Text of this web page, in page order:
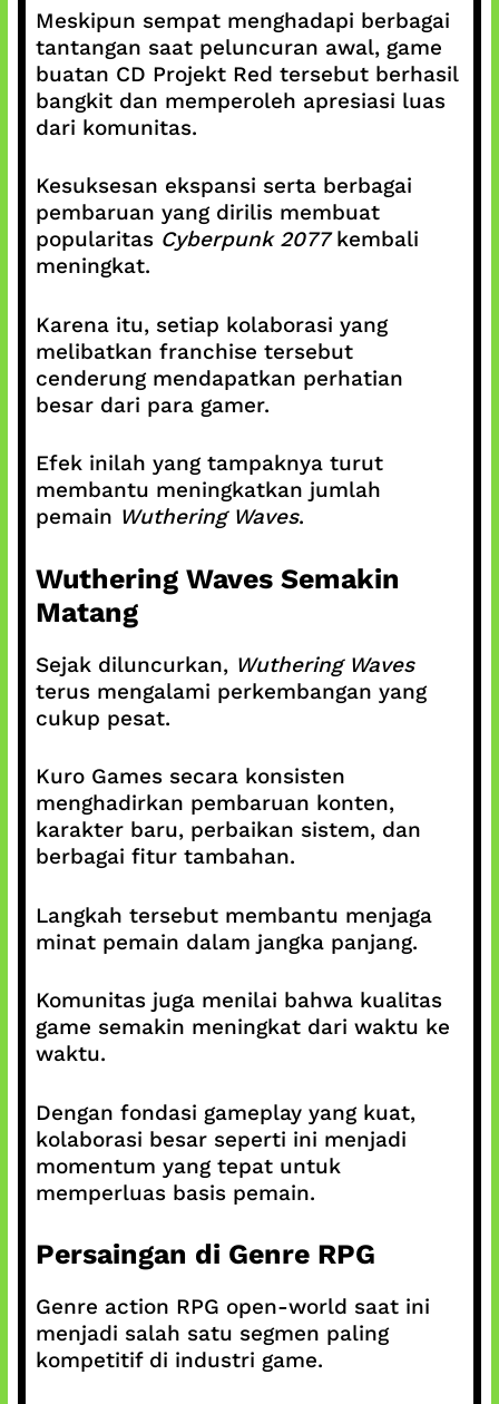
Meskipun sempat menghadapi berbagai
tantangan saat peluncuran awal, game
buatan CD Projekt Red tersebut berhasil
bangkit dan memperoleh apresiasi luas
dari komunitas.
Kesuksesan ekspansi serta berbagai
pembaruan yang dirilis membuat
popularitas Cyberpunk 2077kembali
meningkat.
Karena itu, setiap kolaborasi yang
melibatkan franchise tersebut
cenderung mendapatkan perhatian
besar dari para gamer.
Efek inilah yang tampaknya turut
membantu meningkatkan jumlah
pemain Wuthering Waves.
Wuthering Waves Semakin
Matang
Sejak diluncurkan, Wuthering Waves
terus mengalami perkembangan yang
cukup pesat.
Kuro Games secara konsisten
menghadirkan pembaruan konten,
karakter baru, perbaikan sistem, dan
berbagai fitur tambahan.
Langkah tersebut membantu menjaga
minat pemain dalam jangka panjang.
Komunitas juga menilai bahwa kualitas
game semakin meningkat dari waktu ke
waktu.
Dengan fondasi gameplay yang kuat,
kolaborasi besar seperti ini menjadi
momentum yang tepat untuk
memperluas basis pemain.
Persaingan di Genre RPG
Genre action RPG open-world saat ini
menjadi salah satu segmen paling
kompetitif di industri game.